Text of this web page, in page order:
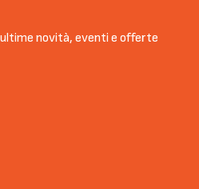
novità, eventi e offerte